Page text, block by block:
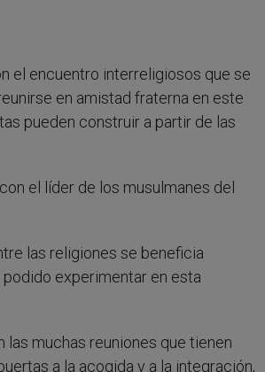
el encuentro interreligiosos que se
en amistad fraterna en este
pueden construir a partir de las
el líder de los musulmanes del
las religiones se beneficia
podido experimentar en esta
muchas reuniones que tienen
a la acogida y a la integración,